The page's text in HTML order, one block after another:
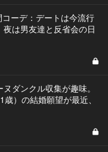
ーデ：デートは今流行
夜は男友達と反省会の日
ダンクル収集が趣味。
）の結婚願望が最近、